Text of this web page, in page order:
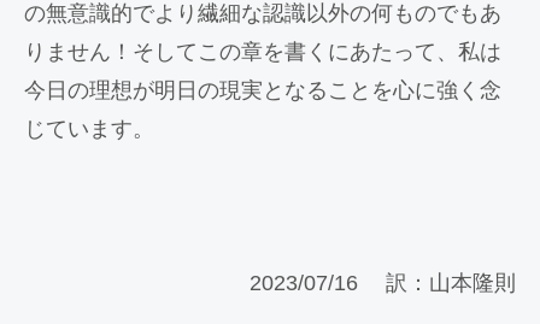
の無意識的でより繊細な認識以外の何ものでもあ
りません！そしてこの章を書くにあたって、私は
今日の理想が明日の現実となることを心に強く念
じています。
2023/07/16 訳：山本隆則